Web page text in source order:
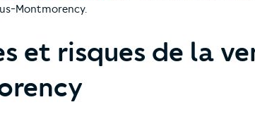
Montmorency.
et risques de la